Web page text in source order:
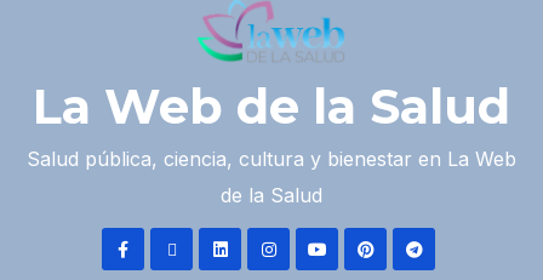
La Web de la Salud
Salud pública, ciencia, cultura y bienestar en La Web
de la Salud